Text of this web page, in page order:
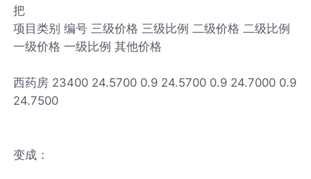
把
项目类别 编号 三级价格 三级比例 二级价格 二级比例
一级价格 一级比例 其他价格
西药房 23400 24.5700 0.9 24.5700 0.9 24.7000 0.9
24.7500
变成：